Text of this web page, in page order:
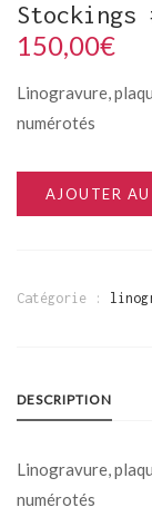
Stockings
150,00€
Linogravure,
numérotés
AJOUTER AU
Catégorie :
DESCRIPTION
Linogravure,
numérotés